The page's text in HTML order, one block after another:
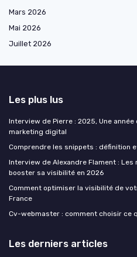
Mars 2026
Mai 2026
Juillet 2026
Les plus lus
Interview de Pierre : 2025, Une
marketing digital
Comprendre les snippets : définition
Interview de Alexandre Flament : Les
booster sa visibilité en 2026
Comment optimiser la visibilité de
France
Cv-webmaster : comment choisir ce
Les derniers articles